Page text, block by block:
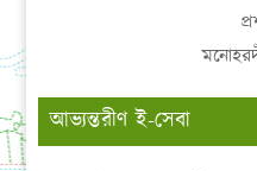
আভ্যন্তরীণ ই-সেবা